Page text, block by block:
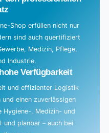
Shop erfüllen nicht nur
sind auch quertifiziert
Medizin, Pflege,
Industrie.
Verfügbarkeit
und effizienter Logistik
einen zuverlässigen
Hygiene-, Medizin- und
planbar – auch bei